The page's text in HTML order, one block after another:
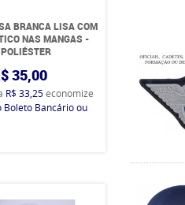
BRANCA LISA COM
NAS MANGAS -
35,00
R$ 33,25economize
Boleto Bancário ou